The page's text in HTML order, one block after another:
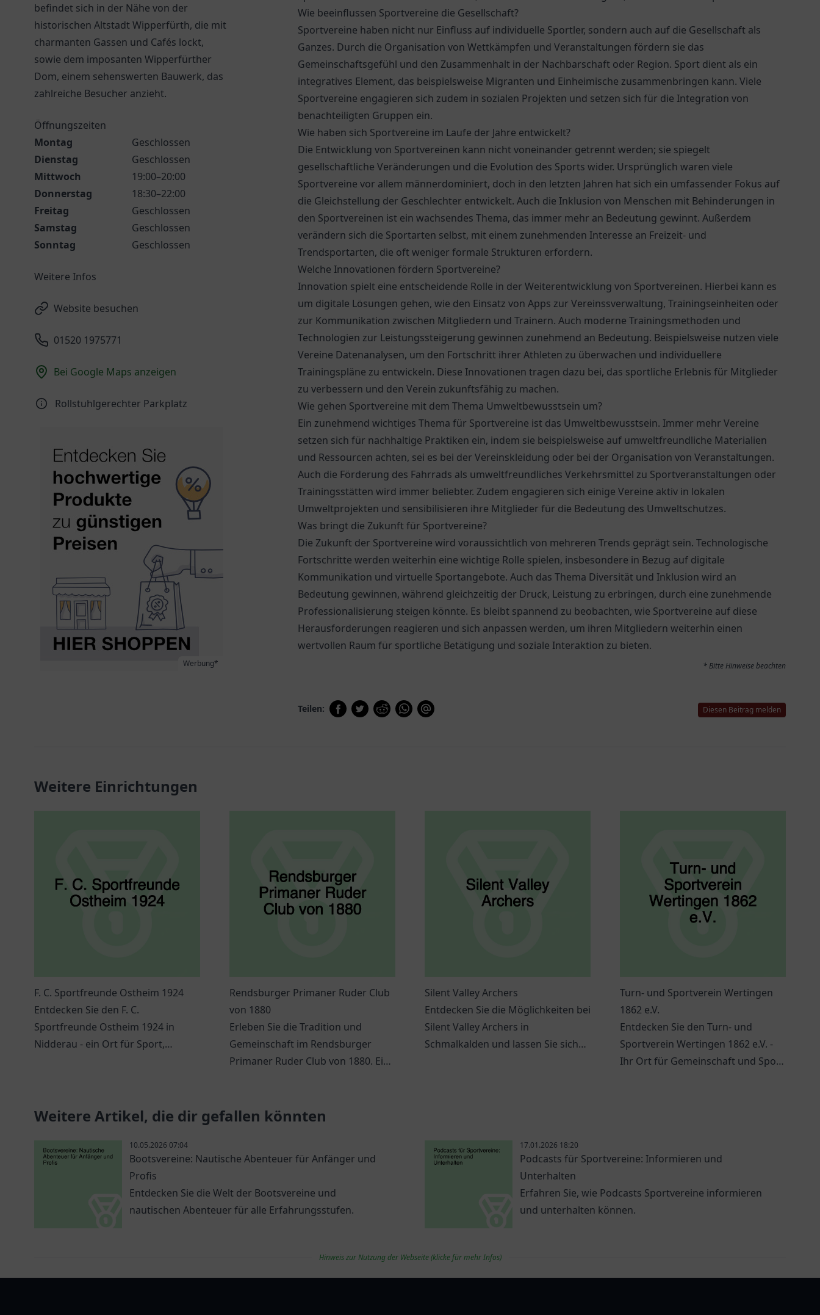
befindet sich in der Nähe von der
historischen Altstadt Wipperfürth, die mit
charmanten Gassen und Cafés lockt,
sowie dem imposanten Wipperfürther
Dom, einem sehenswerten Bauwerk, das
zahlreiche Besucher anzieht.
Öffnungszeiten
Montag
Geschlossen
Dienstag
Geschlossen
Mittwoch
19:00–20:00
Donnerstag
18:30–22:00
Freitag
Geschlossen
Samstag
Geschlossen
Sonntag
Geschlossen
Weitere Infos
Website besuchen
01520 1975771
Bei Google Maps anzeigen
Rollstuhlgerechter Parkplatz
Werbung*
Wie beeinflussen Sportvereine die Gesellschaft?
Sportvereine haben nicht nur Einfluss auf individuelle Sportler, sondern auch auf die Gesellschaft als
Ganzes. Durch die Organisation von Wettkämpfen und Veranstaltungen fördern sie das
Gemeinschaftsgefühl und den Zusammenhalt in der Nachbarschaft oder Region. Sport dient als ein
integratives Element, das beispielsweise Migranten und Einheimische zusammenbringen kann. Viele
Sportvereine engagieren sich zudem in sozialen Projekten und setzen sich für die Integration von
benachteiligten Gruppen ein.
Wie haben sich Sportvereine im Laufe der Jahre entwickelt?
Die Entwicklung von Sportvereinen kann nicht voneinander getrennt werden; sie spiegelt
gesellschaftliche Veränderungen und die Evolution des Sports wider. Ursprünglich waren viele
Sportvereine vor allem männerdominiert, doch in den letzten Jahren hat sich ein umfassender Fokus auf
die Gleichstellung der Geschlechter entwickelt. Auch die Inklusion von Menschen mit Behinderungen in
den Sportvereinen ist ein wachsendes Thema, das immer mehr an Bedeutung gewinnt. Außerdem
verändern sich die Sportarten selbst, mit einem zunehmenden Interesse an Freizeit- und
Trendsportarten, die oft weniger formale Strukturen erfordern.
Welche Innovationen fördern Sportvereine?
Innovation spielt eine entscheidende Rolle in der Weiterentwicklung von Sportvereinen. Hierbei kann es
um digitale Lösungen gehen, wie den Einsatz von Apps zur Vereinssverwaltung, Trainingseinheiten oder
zur Kommunikation zwischen Mitgliedern und Trainern. Auch moderne Trainingsmethoden und
Technologien zur Leistungssteigerung gewinnen zunehmend an Bedeutung. Beispielsweise nutzen viele
Vereine Datenanalysen, um den Fortschritt ihrer Athleten zu überwachen und individuellere
Trainingspläne zu entwickeln. Diese Innovationen tragen dazu bei, das sportliche Erlebnis für Mitglieder
zu verbessern und den Verein zukunftsfähig zu machen.
Wie gehen Sportvereine mit dem Thema Umweltbewusstsein um?
Ein zunehmend wichtiges Thema für Sportvereine ist das Umweltbewusstsein. Immer mehr Vereine
setzen sich für nachhaltige Praktiken ein, indem sie beispielsweise auf umweltfreundliche Materialien
und Ressourcen achten, sei es bei der Vereinskleidung oder bei der Organisation von Veranstaltungen.
Auch die Förderung des Fahrrads als umweltfreundliches Verkehrsmittel zu Sportveranstaltungen oder
Trainingsstätten wird immer beliebter. Zudem engagieren sich einige Vereine aktiv in lokalen
Umweltprojekten und sensibilisieren ihre Mitglieder für die Bedeutung des Umweltschutzes.
Was bringt die Zukunft für Sportvereine?
Die Zukunft der Sportvereine wird voraussichtlich von mehreren Trends geprägt sein. Technologische
Fortschritte werden weiterhin eine wichtige Rolle spielen, insbesondere in Bezug auf digitale
Kommunikation und virtuelle Sportangebote. Auch das Thema Diversität und Inklusion wird an
Bedeutung gewinnen, während gleichzeitig der Druck, Leistung zu erbringen, durch eine zunehmende
Professionalisierung steigen könnte. Es bleibt spannend zu beobachten, wie Sportvereine auf diese
Herausforderungen reagieren und sich anpassen werden, um ihren Mitgliedern weiterhin einen
wertvollen Raum für sportliche Betätigung und soziale Interaktion zu bieten.
* Bitte Hinweise beachten
Teilen: Diesen Beitrag melden
Weitere Einrichtungen
F. C. Sportfreunde Ostheim 1924
Entdecken Sie den F. C.
Sportfreunde Ostheim 1924 in
Nidderau - ein Ort für Sport,
Rendsburger Primaner Ruder Club
von 1880
Erleben Sie die Tradition und
Gemeinschaft im Rendsburger
Primaner Ruder Club von 1880. Ein
Silent Valley Archers
Entdecken Sie die Möglichkeiten bei
Silent Valley Archers in
Schmalkalden und lassen Sie sich
Turn- und Sportverein Wertingen
1862 e.V.
Entdecken Sie den Turn- und
Sportverein Wertingen 1862 e.V. -
Ihr Ort für Gemeinschaft und Sport
Weitere Artikel, die dir gefallen könnten
10.05.2026 07:04
Bootsvereine: Nautische Abenteuer für Anfänger und
Profis
Entdecken Sie die Welt der Bootsvereine und
nautischen Abenteuer für alle Erfahrungsstufen.
17.01.2026 18:20
Podcasts für Sportvereine: Informieren und
Unterhalten
Erfahren Sie, wie Podcasts Sportvereine informieren
und unterhalten können.
Hinweis zur Nutzung der Webseite (klicke für mehr Infos)